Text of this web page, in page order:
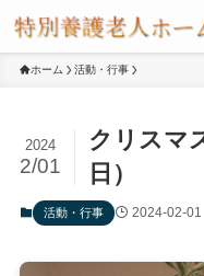
ホーム 活動・行事
クリスマ
日）
2024
2/01
活動・行事 2024-02-01